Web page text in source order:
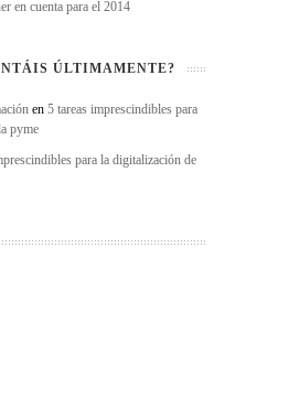
en cuenta para el 2014
ÚLTIMAMENTE?
en 5 tareas imprescindibles para
pyme
para la digitalización de